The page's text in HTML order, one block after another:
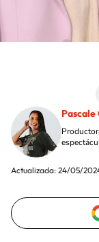
Actualizada: 24/05/